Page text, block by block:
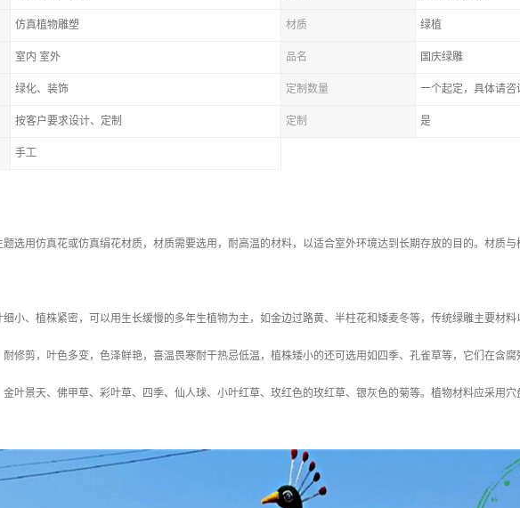
仿真植物雕塑 材质 绿植
室内 室外 品名 国庆绿雕
绿化、装饰 定制数量 一个起定，具体请咨
按客户要求设计、定制 定制 是
手工
选用仿真花或仿真绢花材质，材质需要选用，耐高温的材料，以适合室外环境达到长期存放的目的。材质与
小、植株紧密，可以用生长缓慢的多年生植物为主，如金边过路黄、半柱花和矮麦冬等，传统绿雕主要材
修剪，叶色多变，色泽鲜艳，喜温畏寒耐干热忌低温，植株矮小的还可选用如四季、孔雀草等，它们在含
叶景天、佛甲草、彩叶草、四季、仙人球、小叶红草、玫红色的玫红草、银灰色的菊等。植物材料应采用